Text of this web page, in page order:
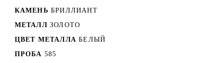
КАМЕНЬ БРИЛЛИАНТ
МЕТАЛЛ ЗОЛОТО
ЦВЕТ МЕТАЛЛА БЕЛЫЙ
ПРОБА 585